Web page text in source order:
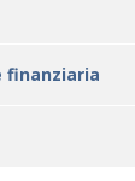
finanziaria